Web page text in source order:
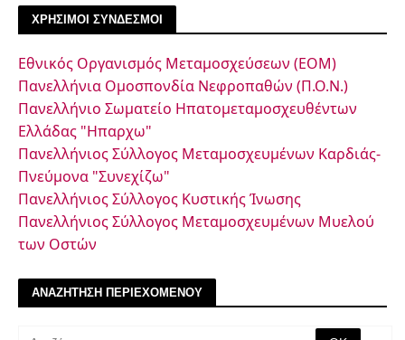
ΧΡΗΣΙΜΟΙ ΣΥΝΔΕΣΜΟΙ
Εθνικός Οργανισμός Μεταμοσχεύσεων (ΕΟΜ)
Πανελλήνια Ομοσπονδία Νεφροπαθών (Π.Ο.Ν.)
Πανελλήνιο Σωματείο Ηπατομεταμοσχευθέντων
Ελλάδας "Ηπαρχω"
Πανελλήνιος Σύλλογος Μεταμοσχευμένων Καρδιάς-
Πνεύμονα "Συνεχίζω"
Πανελλήνιος Σύλλογος Κυστικής Ίνωσης
Πανελλήνιος Σύλλογος Μεταμοσχευμένων Μυελού
των Οστών
ΑΝΑΖΗΤΗΣΗ ΠΕΡΙΕΧΟΜΕΝΟΥ